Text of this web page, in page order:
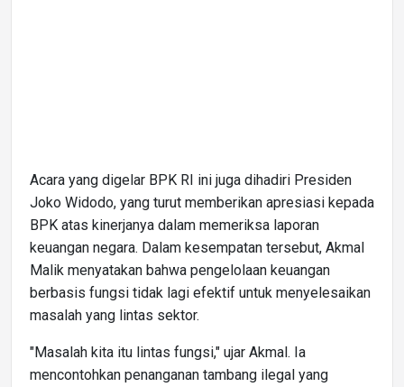
Acara yang digelar BPK RI ini juga dihadiri Presiden
Joko Widodo, yang turut memberikan apresiasi kepada
BPK atas kinerjanya dalam memeriksa laporan
keuangan negara. Dalam kesempatan tersebut, Akmal
Malik menyatakan bahwa pengelolaan keuangan
berbasis fungsi tidak lagi efektif untuk menyelesaikan
masalah yang lintas sektor.
"Masalah kita itu lintas fungsi," ujar Akmal. Ia
mencontohkan penanganan tambang ilegal yang